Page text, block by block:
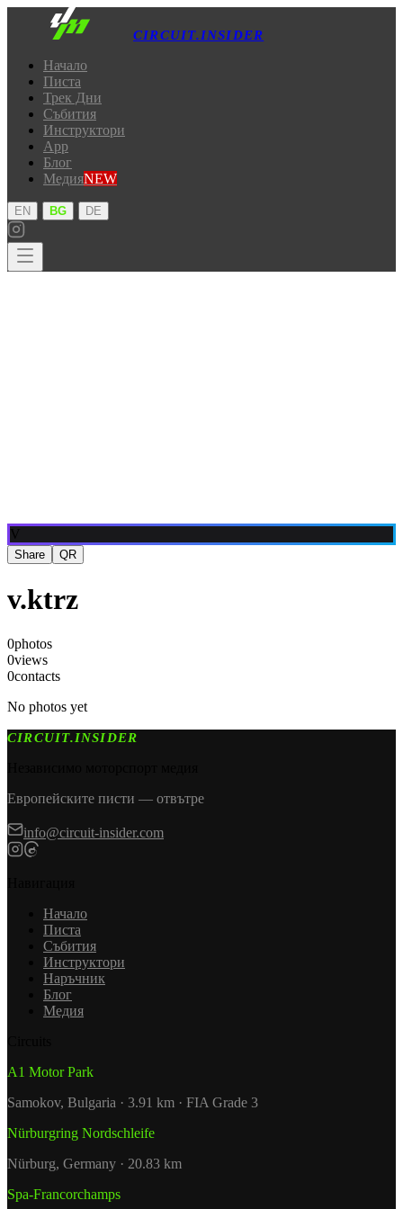
CIRCUIT.INSIDER
Начало
Писта
Трек Дни
Събития
Инструктори
App
Блог
МедияNEW
EN BG DE
V
Share QR
v.ktrz
0photos
0views
0contacts
No photos yet
CIRCUIT.INSIDER
Европейските писти — отвътре
info@circuit-insider.com
Начало
Писта
Събития
Инструктори
Наръчник
Блог
Медия
A1 Motor Park
Samokov, Bulgaria · 3.91 km · FIA Grade 3
Nürburgring Nordschleife
Nürburg, Germany · 20.83 km
Spa-Francorchamps